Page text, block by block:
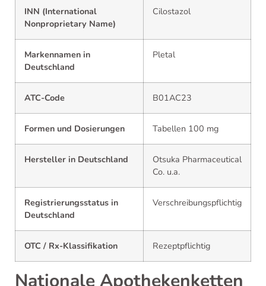
INN (International
Nonproprietary Name)
Cilostazol
Markennamen in
Deutschland
Pletal
ATC-Code B01AC23
Formen und Dosierungen Tabellen 100 mg
Hersteller in Deutschland
Otsuka Pharmaceutical
Co. u.a.
Registrierungsstatus in
Deutschland
Verschreibungspflichtig
OTC / Rx-Klassifikation Rezeptpflichtig
Nationale Apothekenketten